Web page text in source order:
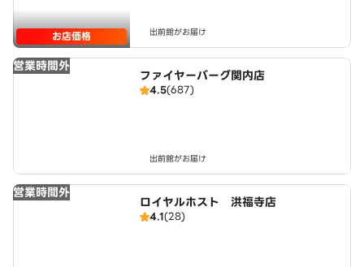
お店価格 出前館がお届け
営業時間外
ファイヤーバーグ関内店
4.5(687)
出前館がお届け
営業時間外
ロイヤルホスト 洪福寺店
4.1(28)